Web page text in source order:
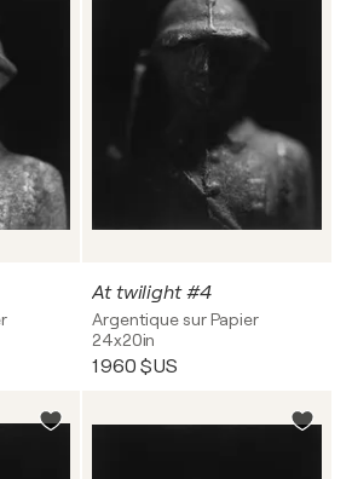
At twilight #4
Argentique sur Papier
24x20in
1 960 $US